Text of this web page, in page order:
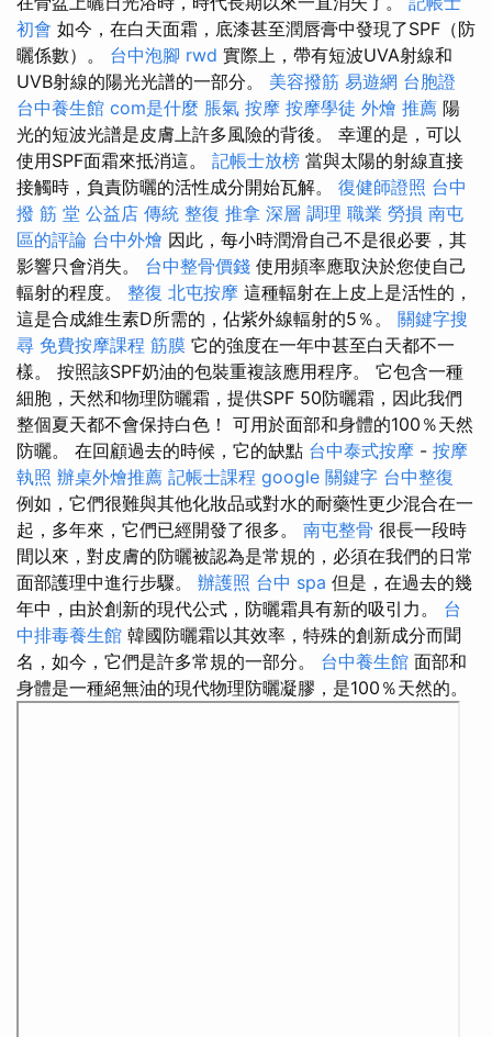
初會 如今，在白天面霜，底漆甚至潤唇膏中發現了SPF（防
曬係數）。 台中泡腳 rwd 實際上，帶有短波UVA射線和
UVB射線的陽光光譜的一部分。 美容撥筋 易遊網 台胞證
台中養生館 com是什麼 脹氣 按摩 按摩學徒 外燴 推薦 陽
光的短波光譜是皮膚上許多風險的背後。 幸運的是，可以
使用SPF面霜來抵消這。 記帳士放榜 當與太陽的射線直接
接觸時，負責防曬的活性成分開始瓦解。 復健師證照 台中
撥 筋 堂 公益店 傳統 整復 推拿 深層 調理 職業 勞損 南屯
區的評論 台中外燴 因此，每小時潤滑自己不是很必要，其
影響只會消失。 台中整骨價錢 使用頻率應取決於您使自己
輻射的程度。 整復 北屯按摩 這種輻射在上皮上是活性的，
這是合成維生素D所需的，佔紫外線輻射的5％。 關鍵字搜
尋 免費按摩課程 筋膜 它的強度在一年中甚至白天都不一
樣。 按照該SPF奶油的包裝重複該應用程序。 它包含一種
細胞，天然和物理防曬霜，提供SPF 50防曬霜，因此我們
整個夏天都不會保持白色！ 可用於面部和身體的100％天然
防曬。 在回顧過去的時候，它的缺點 台中泰式按摩 - 按摩
執照 辦桌外燴推薦 記帳士課程 google 關鍵字 台中整復
例如，它們很難與其他化妝品或對水的耐藥性更少混合在一
起，多年來，它們已經開發了很多。 南屯整骨 很長一段時
間以來，對皮膚的防曬被認為是常規的，必須在我們的日常
面部護理中進行步驟。 辦護照 台中 spa 但是，在過去的幾
年中，由於創新的現代公式，防曬霜具有新的吸引力。 台
中排毒養生館 韓國防曬霜以其效率，特殊的創新成分而聞
名，如今，它們是許多常規的一部分。 台中養生館 面部和
身體是一種絕無油的現代物理防曬凝膠，是100％天然的。